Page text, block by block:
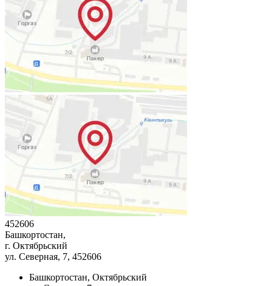
452606
Башкортостан,
г. Октябрьский
ул. Северная, 7, 452606
Башкортостан, Октябрьский